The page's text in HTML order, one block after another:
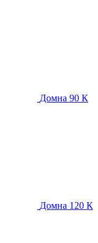
Домна 90 К
Домна 120 К